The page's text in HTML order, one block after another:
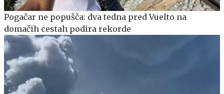
Pogačar ne popušča: dva tedna pred Vuelto na
domačih cestah podira rekorde